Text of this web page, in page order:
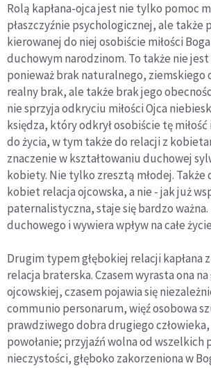
Rolą kapłana-ojca jest nie tylko pomoc
płaszczyźnie psychologicznej, ale także
kierowanej do niej osobiście miłości
duchowym narodzinom. To także nie jest
ponieważ brak naturalnego, ziemskiego
realny brak, ale także brak jego
nie sprzyja odkryciu miłości Ojca
księdza, który odkrył osobiście tę miłość
do życia, w tym także do relacji z
znaczenie w kształtowaniu duchowej
kobiety. Nie tylko zresztą młodej. Także
kobiet relacja ojcowska, a nie - jak już
paternalistyczna, staje się bardzo ważna.
duchowego i wywiera wpływ na całe
Drugim typem głębokiej relacji kapłana
relacja braterska. Czasem wyrasta ona
ojcowskiej, czasem pojawia się
communio personarum, więź osobowa
prawdziwego dobra drugiego
powołanie; przyjaźń wolna od wszelkich
nieczystości, głęboko zakorzeniona w